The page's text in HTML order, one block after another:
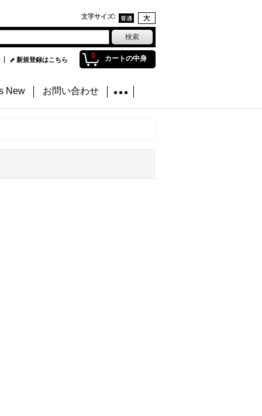
文字サイズ:
0 カートの中身
新規登録はこちら
New お問い合わせ